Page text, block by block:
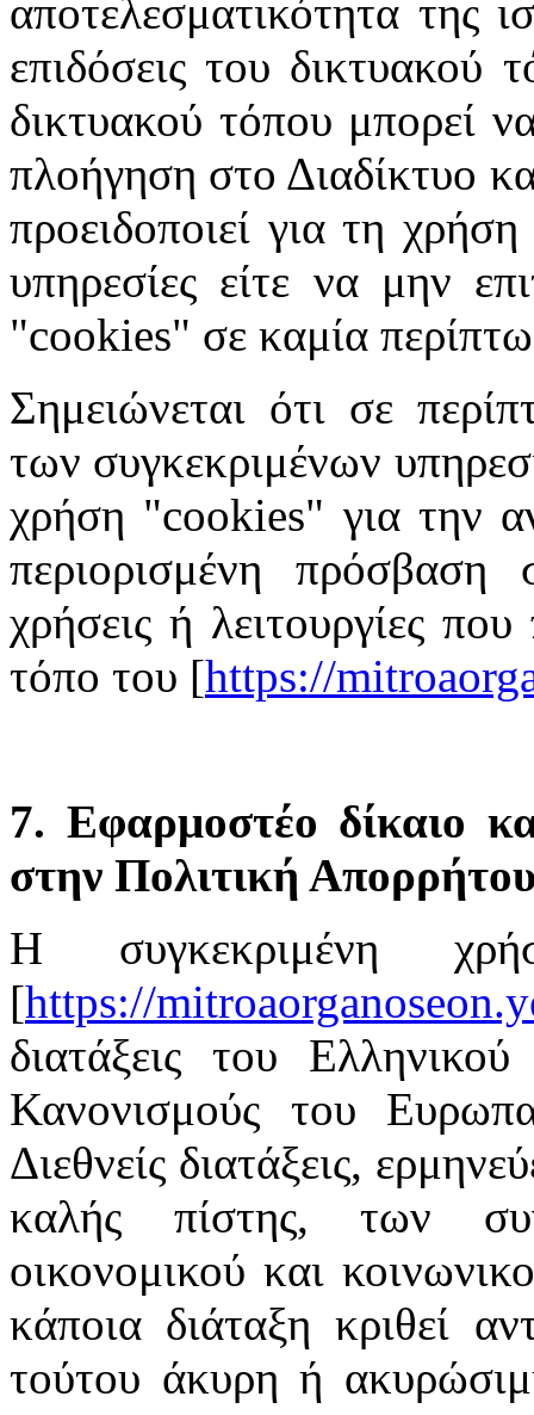
αποτελεσματικότητα της
επιδόσεις του δικτυακού
δικτυακού τόπου μπορεί
πλοήγηση στο Διαδίκτυο
προειδοποιεί για τη
υπηρεσίες είτε να μην
"cookies" σε καμία
Σημειώνεται ότι σε
των συγκεκριμένων
χρήση "cookies" για την
περιορισμένη πρόσβαση
χρήσεις ή λειτουργίες
τόπο του [https://
7. Εφαρμοστέο δίκαιο
στην Πολιτική
Η συγκεκριμένη
[https://
διατάξεις του
Κανονισμούς του
Διεθνείς διατάξεις,
καλής πίστης, των
οικονομικού και
κάποια διάταξη κριθεί
τούτου άκυρη ή